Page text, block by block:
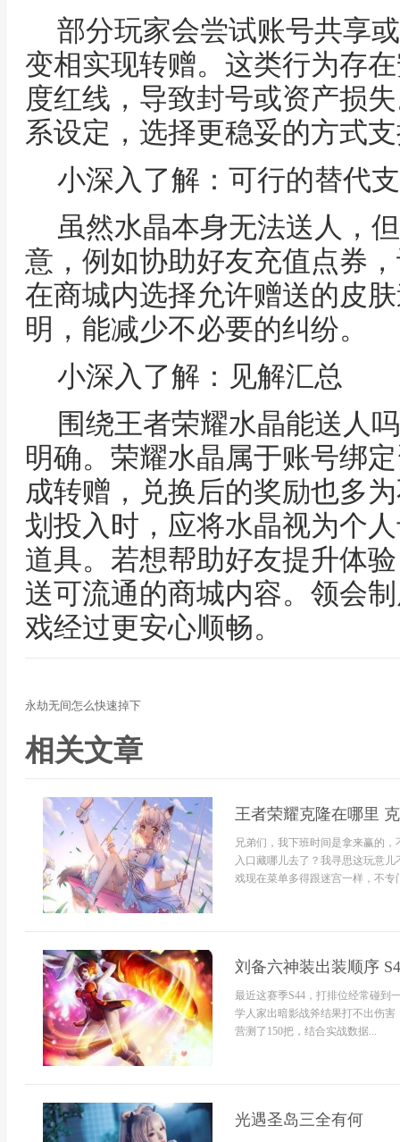
部分玩家会尝试账号共享
变相实现转赠。这类行为存
度红线，导致封号或资产损
系设定，选择更稳妥的方式
小深入了解：可行的替代
虽然水晶本身无法送人，
意，例如协助好友充值点券
在商城内选择允许赠送的皮
明，能减少不必要的纠纷。
小深入了解：见解汇总
围绕王者荣耀水晶能送人
明确。荣耀水晶属于账号绑
成转赠，兑换后的奖励也多
划投入时，应将水晶视为个
道具。若想帮助好友提升体
送可流通的商城内容。领会
戏经过更安心顺畅。
永劫无间怎么快速掉下
相关文章
王者荣耀克隆在哪里
兄弟们，我下班时间是拿来赢的
入口藏哪儿去了？我寻思这玩意
戏现在菜单多得跟迷宫一样，不
刘备六神装出装顺序
最近这赛季S44，打排位经常碰到
学人家出暗影战斧结果打不出伤
营测了150把，结合实战数据...
光遇圣岛三全有何